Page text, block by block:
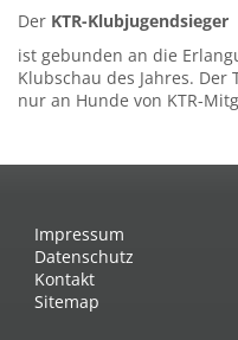
Der KTR-Klubjugendsieger
ist gebunden an die
Klubschau des Jahres.
nur an Hunde von KTR-
Impressum
Datenschutz
Kontakt
Sitemap